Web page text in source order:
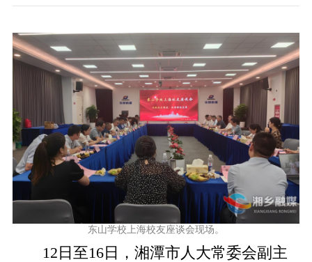
东山学校上海校友座谈会现场。
12日至16日，湘潭市人大常委会副主